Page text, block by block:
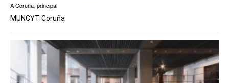
A Coruña principal
MUNCYT Coruña